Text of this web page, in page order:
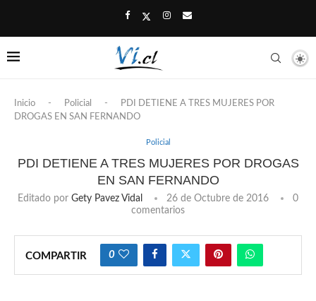
Inicio - Policial -
PDI DETIENE A TRES MUJERES POR
DROGAS EN SAN FERNANDO
Policial
PDI DETIENE A TRES MUJERES POR DROGAS
EN SAN FERNANDO
Editado por Gety Pavez Vidal 26 de Octubre de 2016
0
comentarios
COMPARTIR 0